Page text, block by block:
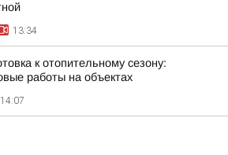
13:34
к отопительному сезону:
работы на объектах
14:07